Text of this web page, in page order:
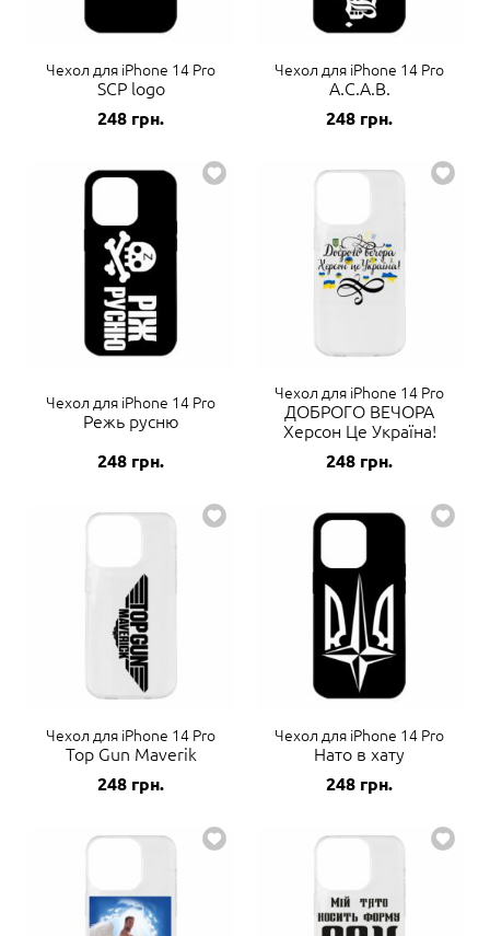
Чехол для iPhone 14 Pro
SCP logo
248 грн.
Чехол для iPhone 14 Pro
A.C.A.B.
248 грн.
Чехол для iPhone 14 Pro
Режь русню
248 грн.
Чехол для iPhone 14 Pro
ДОБРОГО ВЕЧОРА
Херсон Це Україна!
248 грн.
Чехол для iPhone 14 Pro
Top Gun Maverik
248 грн.
Чехол для iPhone 14 Pro
Нато в хату
248 грн.